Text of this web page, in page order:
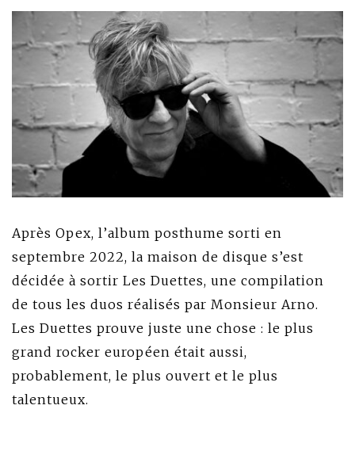
Après Opex, l’album posthume sorti en
septembre 2022, la maison de disque s’est
décidée à sortir Les Duettes, une compilation
de tous les duos réalisés par Monsieur Arno.
Les Duettes prouve juste une chose : le plus
grand rocker européen était aussi,
probablement, le plus ouvert et le plus
talentueux.